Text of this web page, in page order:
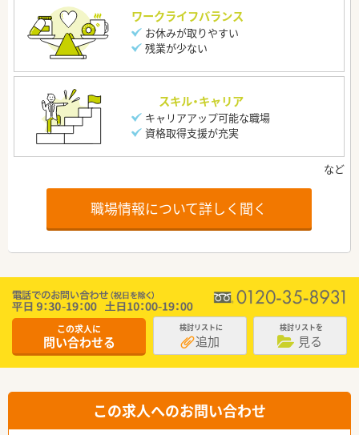
ワークライフバランス
お休みが取りやすい
残業が少ない
スキル・キャリア
キャリアアップ可能な職場
資格取得支援が充実
職場情報について詳しく聞く
この求人に
問い合わせる
検討リストに
追加
検討リストを
見る
この求人へのお問い合わせ